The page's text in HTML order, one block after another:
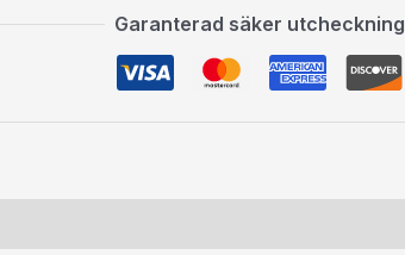
Garanterad säker utcheckning